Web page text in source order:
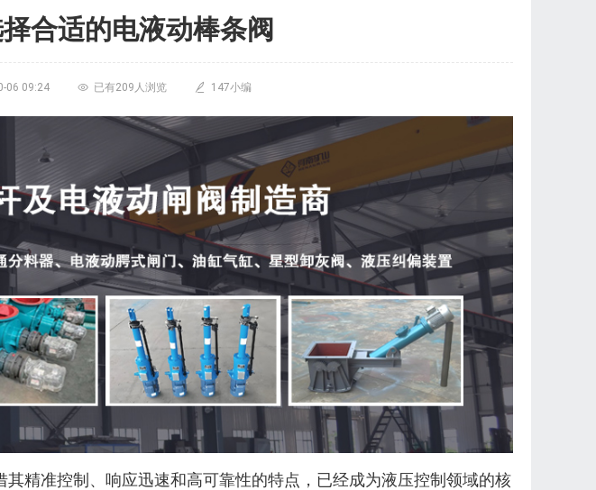
合适的电液动棒条阀
06 09:24  已有209人浏览  147小编
精准控制、响应迅速和高可靠性的特点，已经成为液压控制领域的核